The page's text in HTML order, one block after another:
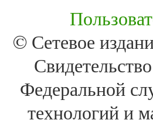
© Сетевое
Федеральной
технологий и